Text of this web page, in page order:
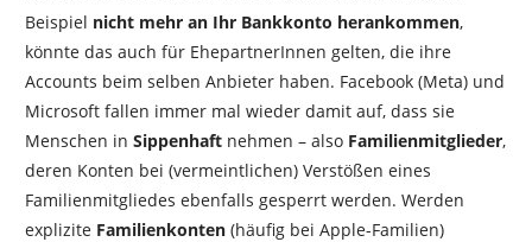
Beispiel nicht mehr an Ihr Bankkonto herankommen,
könnte das auch für EhepartnerInnen gelten, die ihre
Accounts beim selben Anbieter haben. Facebook (Meta) und
Microsoft fallen immer mal wieder damit auf, dass sie
Menschen in Sippenhaftnehmen – also Familienmitglieder,
deren Konten bei (vermeintlichen) Verstößen eines
Familienmitgliedes ebenfalls gesperrt werden. Werden
explizite Familienkonten(häufig bei Apple-Familien)